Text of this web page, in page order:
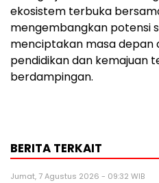
ekosistem terbuka
mengembangkan potensi
menciptakan masa
pendidikan dan kemajuan
berdampingan.
BERITA TERKAIT
Jumat, 7 Agustus 2026 - 09:32 WIB